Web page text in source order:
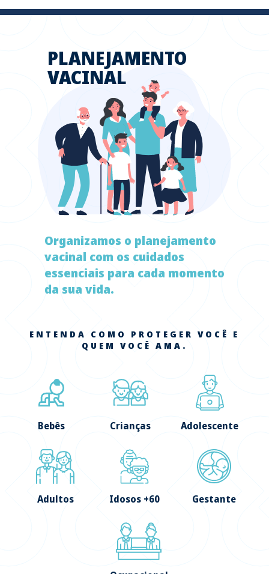
PLANEJAMENTO
VACINAL
Organizamos o planejamento
vacinal com os cuidados
essenciais para cada momento
da sua vida.
ENTENDA COMO PROTEGER VOCÊ E
QUEM VOCÊ AMA.
Bebês Crianças Adolescente
Adultos Idosos +60 Gestante